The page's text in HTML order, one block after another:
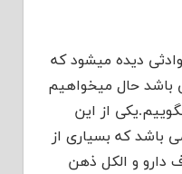
دیده میشود که
باشد حال میخواهیم
از این
باشد که بسیاری از
دارو و الکل ذهن